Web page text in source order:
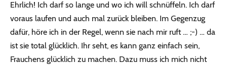
Ehrlich! Ich darf so lange und wo ich will schnüffeln. Ich darf
voraus laufen und auch mal zurück bleiben. Im Gegenzug
dafür, höre ich in der Regel, wenn sie nach mir ruft … ;-) … da
ist sie total glücklich. Ihr seht, es kann ganz einfach sein,
Frauchens glücklich zu machen. Dazu muss ich mich nicht